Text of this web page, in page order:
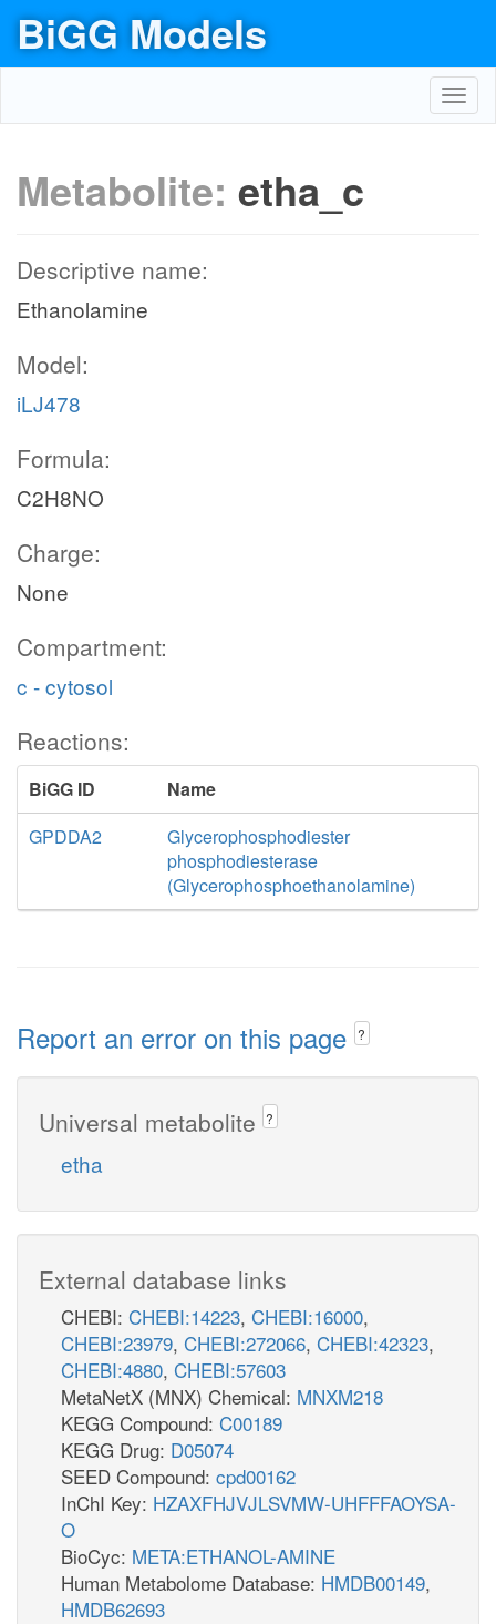
BiGG Models
Metabolite: etha_c
Descriptive name:
Ethanolamine
Model:
iLJ478
Formula:
C2H8NO
Charge:
None
Compartment:
c - cytosol
Reactions:
BiGG ID
Name
GPDDA2
Glycerophosphodiester
phosphodiesterase
(Glycerophosphoethanolamine)
Report an error on this page ?
Universal metabolite ?
etha
External database links
CHEBI: CHEBI:14223, CHEBI:16000,
CHEBI:23979, CHEBI:272066, CHEBI:42323,
CHEBI:4880, CHEBI:57603
MetaNetX (MNX) Chemical: MNXM218
KEGG Compound: C00189
KEGG Drug: D05074
SEED Compound: cpd00162
InChI Key: HZAXFHJVJLSVMW-UHFFFAOYSA-
O
BioCyc: META:ETHANOL-AMINE
Human Metabolome Database: HMDB00149,
HMDB62693